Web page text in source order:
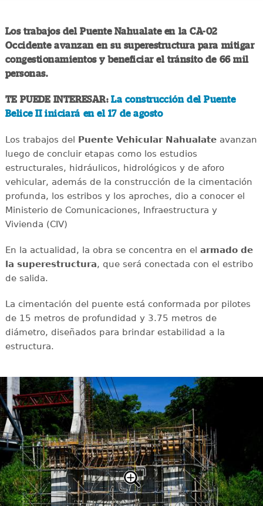
Los trabajos del Puente Nahualate en la CA-02
Occidente avanzan en su superestructura para mitigar
congestionamientos y beneficiar el tránsito de 66 mil
personas.
TE PUEDE INTERESAR:La construcción del Puente
Belice II iniciará en el 17 de agosto
Los trabajos del Puente Vehicular Nahualateavanzan
luego de concluir etapas como los estudios
estructurales, hidráulicos, hidrológicos y de aforo
vehicular, además de la construcción de la cimentación
profunda, los estribos y los aproches, dio a conocer el
Ministerio de Comunicaciones, Infraestructura y
Vivienda (CIV)
En la actualidad, la obra se concentra en el armado de
la superestructura, que será conectada con el estribo
de salida.
La cimentación del puente está conformada por pilotes
de 15 metros de profundidad y 3.75 metros de
diámetro, diseñados para brindar estabilidad a la
estructura.